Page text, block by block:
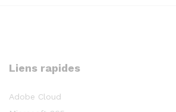
Liens rapides
Adobe Cloud